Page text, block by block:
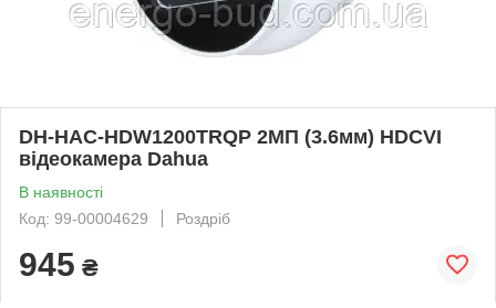
DH-HAC-HDW1200TRQP 2МП (3.6мм) HDCVI
відеокамера Dahua
В наявності
Код: 99-00004629
Роздріб
945 ₴